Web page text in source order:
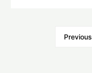
Previous